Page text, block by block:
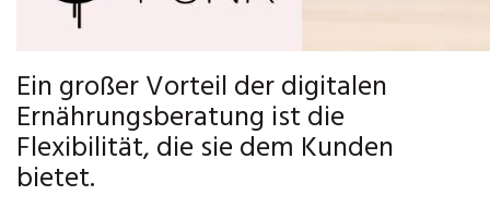
Ein großer Vorteil der digitalen
Ernährungsberatung ist die
Flexibilität, die sie dem Kunden
bietet.